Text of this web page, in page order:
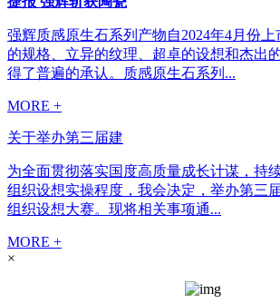
强辉质感原生石系列产物自2024年4月份
的规格、立异的纹理、超卓的设想和杰出
得了普遍的承认。质感原生石系列...
MORE +
关于举办第三届建
为全面贯彻落实国度高质量成长计谋，持
组织设想实操程度，我会决定，举办第三
组织设想大赛。现将相关事项通...
MORE +
×